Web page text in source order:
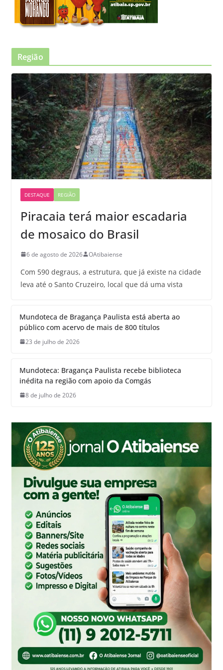
Região
DESTAQUE REGIÃO
Piracaia terá maior escadaria
de mosaico do Brasil
6 de agosto de 2026 OAtibaiense
Com 590 degraus, a estrutura, que já existe na cidade
leva até o Santo Cruzeiro, local que dá uma vista
Mundoteca de Bragança Paulista está aberta ao
público com acervo de mais de 800 títulos
23 de julho de 2026
Mundoteca: Bragança Paulista recebe biblioteca
inédita na região com apoio da Comgás
8 de julho de 2026